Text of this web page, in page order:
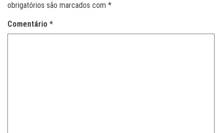
obrigatórios são marcados com *
Comentário *